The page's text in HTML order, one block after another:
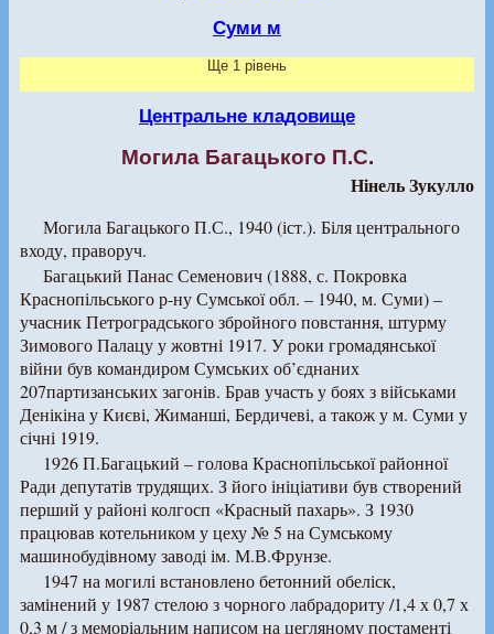
Суми м
Ще 1 рівень
Центральне кладовище
Могила Багацького П.С.
Нінель Зукулло
Могила Багацького П.С., 1940 (іст.). Біля центрального
входу, праворуч.
Багацький Панас Семенович (1888, с. Покровка
Краснопільського р-ну Сумської обл. – 1940, м. Суми) –
учасник Петроградського збройного повстання, штурму
Зимового Палацу у жовтні 1917. У роки громадянської
війни був командиром Сумських об’єднаних
207партизанських загонів. Брав участь у боях з військами
Денікіна у Києві, Жиманші, Бердичеві, а також у м. Суми у
січні 1919.
1926 П.Багацький – голова Краснопільської районної
Ради депутатів трудящих. З його ініціативи був створений
перший у районі колгосп «Красный пахарь». З 1930
працював котельником у цеху № 5 на Сумському
машинобудівному заводі ім. М.В.Фрунзе.
1947 на могилі встановлено бетонний обеліск,
замінений у 1987 стелою з чорного лабрадориту /1,4 х 0,7 х
0,3 м / з меморіальним написом на цегляному постаменті